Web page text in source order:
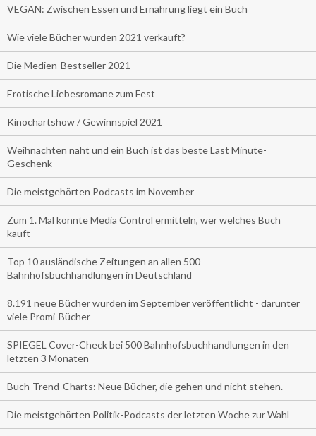
VEGAN: Zwischen Essen und Ernährung liegt ein Buch
Wie viele Bücher wurden 2021 verkauft?
Die Medien-Bestseller 2021
Erotische Liebesromane zum Fest
Kinochartshow / Gewinnspiel 2021
Weihnachten naht und ein Buch ist das beste Last Minute-
Geschenk
Die meistgehörten Podcasts im November
Zum 1. Mal konnte Media Control ermitteln, wer welches Buch
kauft
Top 10 ausländische Zeitungen an allen 500
Bahnhofsbuchhandlungen in Deutschland
8.191 neue Bücher wurden im September veröffentlicht - darunter
viele Promi-Bücher
SPIEGEL Cover-Check bei 500 Bahnhofsbuchhandlungen in den
letzten 3 Monaten
Buch-Trend-Charts: Neue Bücher, die gehen und nicht stehen.
Die meistgehörten Politik-Podcasts der letzten Woche zur Wahl